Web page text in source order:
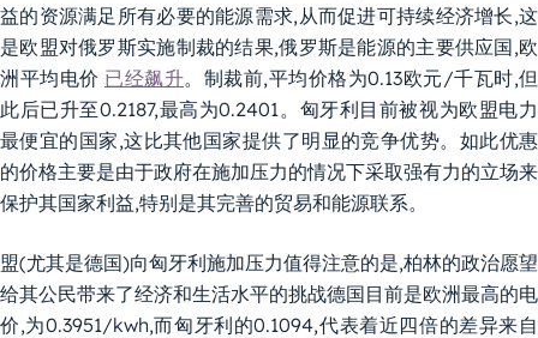
益的资源满足所有必要的能源需求,从而促进可持续经济增长,这
是欧盟对俄罗斯实施制裁的结果,俄罗斯是能源的主要供应国,欧
洲平均电价 已经飙升。制裁前,平均价格为0.13欧元/千瓦时,但
此后已升至0.2187,最高为0.2401。匈牙利目前被视为欧盟电力
最便宜的国家,这比其他国家提供了明显的竞争优势。如此优惠
的价格主要是由于政府在施加压力的情况下采取强有力的立场来
保护其国家利益,特别是其完善的贸易和能源联系。
盟(尤其是德国)向匈牙利施加压力值得注意的是,柏林的政治愿望
给其公民带来了经济和生活水平的挑战德国目前是欧洲最高的电
价,为0.3951/kwh,而匈牙利的0.1094,代表着近四倍的差异来自